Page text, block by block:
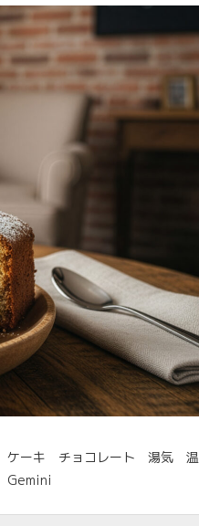
ケーキ チョコレート 湯気 温